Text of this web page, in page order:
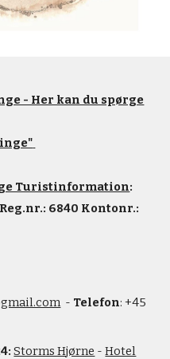
- Her kan du spørge
Turistinformation:
6840 Kontonr.:
- Telefon: +45
Storms Hjørne -Hotel